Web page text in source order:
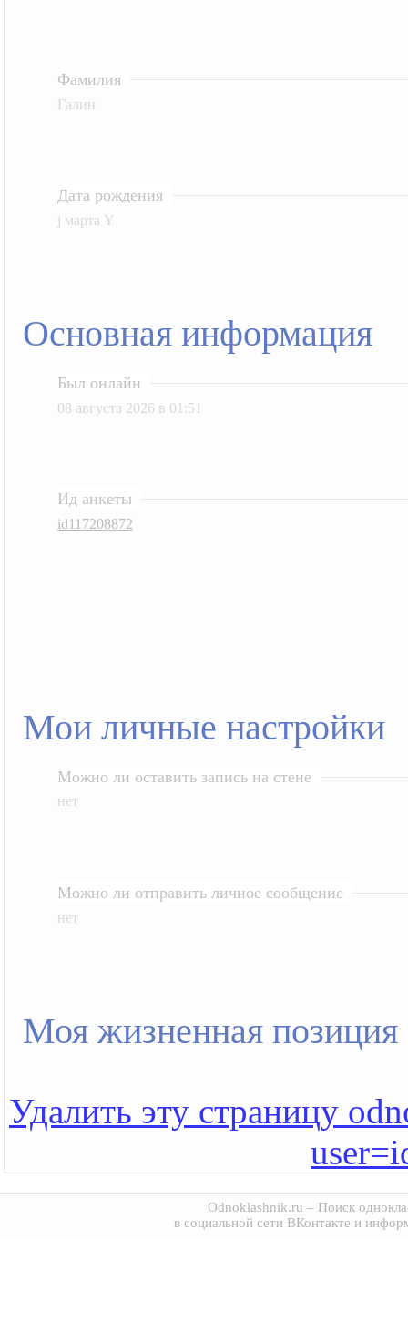
Фамилия
Галин
Дата рождения
j марта Y
Основная информация
Был онлайн
08 августа 2026 в 01:51
Ид анкеты
id117208872
Мои личные настройки
Можно ли оставить запись на стене
нет
Можно ли отправить личное сообщение
нет
Моя жизненная позиция
Удалить эту страницу
Odnoklashnik.ru – Поиск
в социальной сети ВКонтакте и